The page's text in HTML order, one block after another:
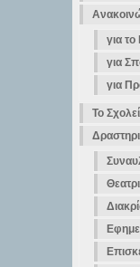
για το
για
για
Το